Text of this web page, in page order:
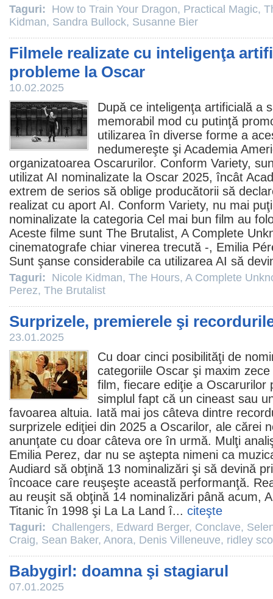
Taguri: How to Train Your Dragon, Practical Magic,
Kidman, Sandra Bullock, Susanne Bier
Filmele realizate cu inteligenţa
probleme la Oscar
10.02.2025
După ce inteligenţa artificială a
memorabil mod cu putinţă
utilizarea în diverse forme a
nedumereşte şi Academia
organizatoarea Oscarurilor. Conform Variety,
utilizat AI nominalizate la Oscar 2025, încât
extrem de serios să oblige producătorii să
realizat cu aport AI. Conform Variety, nu mai
nominalizate la categoria Cel mai bun film au
Aceste filme sunt The Brutalist, A Complete
cinematografe chiar vinerea trecută -, Emilia
Sunt şanse considerabile ca utilizarea AI să
Taguri: Nicole Kidman, The Hours, A Complete
Perez, The Brutalist
Surprizele, premierele şi
23.01.2025
Cu doar cinci posibilităţi de
categoriile Oscar şi maxim
film, fiecare ediţie a Oscarurilor
simplul fapt că un cineast sau
favoarea altuia. Iată mai jos câteva dintre
surprizele ediţiei din 2025 a Oscarilor, ale cărei
anunţate cu doar câteva ore în urmă. Mulţi
Emilia Perez, dar nu se aştepta nimeni ca
Audiard să obţină 13 nominalizări şi să devină
încoace care reuşeşte această performanţă.
au reuşit să obţină 14 nominalizări până acum,
Titanic în 1998 şi La La Land î... citeşte
Taguri: Challengers, Edward Berger, Conclave,
Craig, Sean Baker, Anora, Denis Villeneuve, ridley
Babygirl: doamna şi stagiarul
07.01.2025